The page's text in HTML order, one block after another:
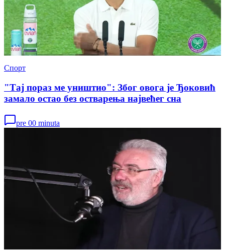
Спорт
"Тај пораз ме уништио": Због овога је Ђоковић
замало остао без остварења највећег сна
pre 00 minuta